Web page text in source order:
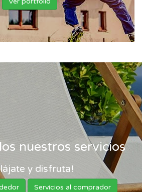
nuestros servicios
y disfruta!
Servicios al comprador